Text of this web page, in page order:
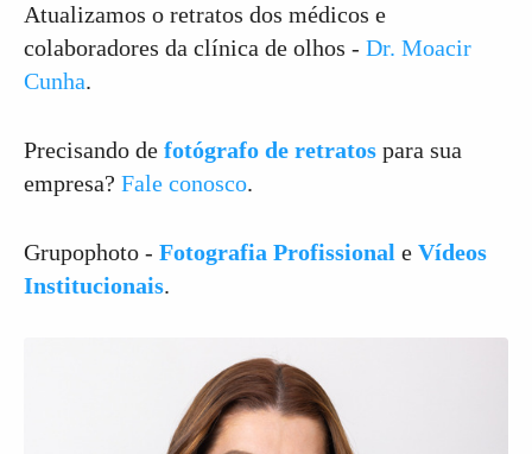
Atualizamos o retratos dos médicos e
colaboradores da clínica de olhos - Dr. Moacir
Cunha.
Precisando de fotógrafo de retratos para sua
empresa? Fale conosco.
Grupophoto - Fotografia Profissional e Vídeos
Institucionais.